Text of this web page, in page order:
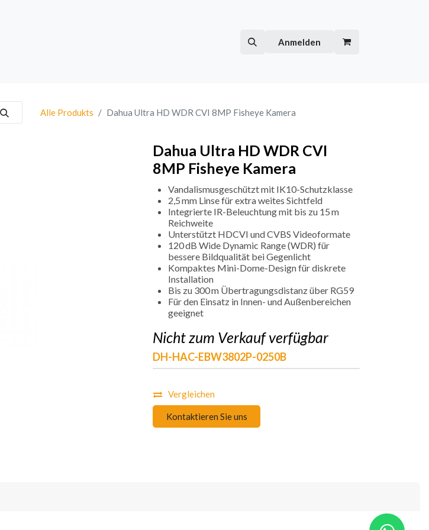
Anmelden
Alle Produkts Dahua Ultra HD WDR CVI 8MP Fisheye Kamera
Dahua Ultra HD WDR CVI
8MP Fisheye Kamera
Vandalismusgeschützt mit IK10-Schutzklasse
2,5 mm Linse für extra weites Sichtfeld
Integrierte IR-Beleuchtung mit bis zu 15 m
Reichweite
Unterstützt HDCVI und CVBS Videoformate
120 dB Wide Dynamic Range (WDR) für
bessere Bildqualität bei Gegenlicht
Kompaktes Mini-Dome-Design für diskrete
Installation
Bis zu 300 m Übertragungsdistanz über RG59
Für den Einsatz in Innen- und Außenbereichen
geeignet
Nicht zum Verkauf verfügbar
DH-HAC-EBW3802P-0250B
Vergleichen
Kontaktieren Sie uns